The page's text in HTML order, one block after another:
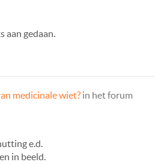
aan gedaan.
medicinale wiet? in het forum
e.d.
in beeld.